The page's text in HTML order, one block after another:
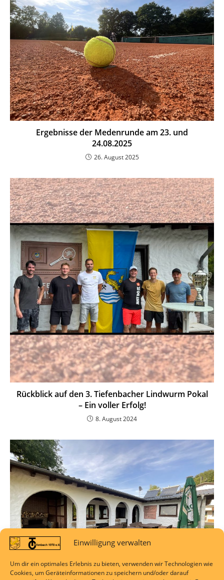
Einwilligung verwalten
Um dir ein optimales Erlebnis zu bieten, verwenden wir Technologien wie
Cookies, um Geräteinformationen zu speichern und/oder darauf
Ergebnisse der Medenrunde am 23. und
24.08.2025
26. August 2025
Rückblick auf den 3. Tiefenbacher Lindwurm Pokal
– Ein voller Erfolg!
8. August 2024